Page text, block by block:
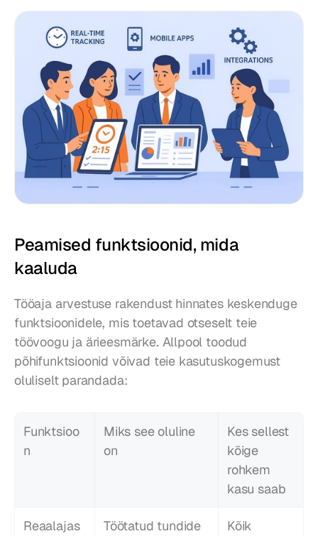
Peamised funktsioonid, mida
kaaluda
Tööaja arvestuse rakendust hinnates keskenduge
funktsioonidele, mis toetavad otseselt teie
töövoogu ja ärieesmärke. Allpool toodud
põhifunktsioonid võivad teie kasutuskogemust
oluliselt parandada:
Funktsioo
n
Miks see oluline
on
Kes sellest
kõige
rohkem
kasu saab
Reaalajas
Töötatud tundide
Kõik